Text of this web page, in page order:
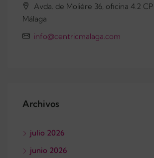
Avda. de Moliére 36, oficina 4.2
Málaga
info@centricmalaga.com
Archivos
julio 2026
junio 2026